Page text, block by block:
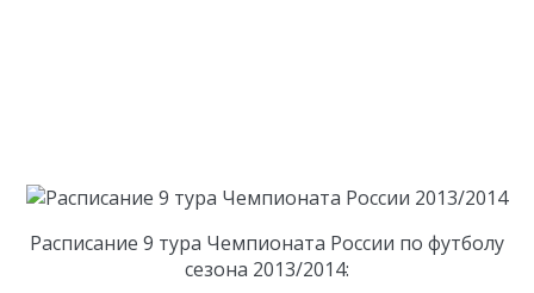
Расписание 9 тура Чемпионата России по футболу
сезона 2013/2014: